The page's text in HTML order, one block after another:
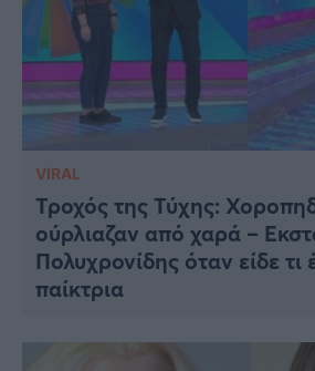
VIRAL
Τροχός της Τύχης: Χοροπηδούσαν και
ούρλιαζαν από χαρά – Εκστασιασμένος ο
Πολυχρονίδης όταν είδε τι
παίκτρια